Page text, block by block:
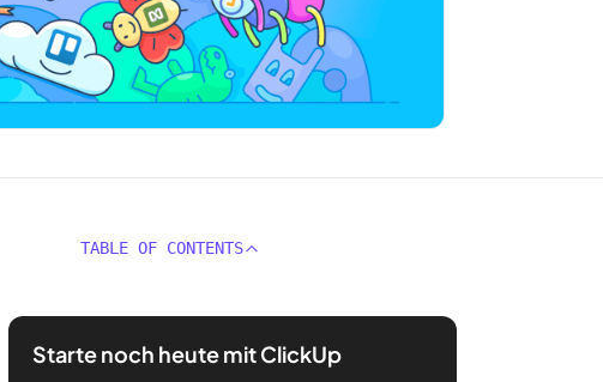
TABLE OF CONTENTS
Starte noch heute mit ClickUp